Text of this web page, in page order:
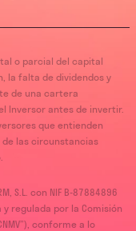
o parcial del capital
la falta de dividendos y
de una cartera
Inversor antes de invertir.
que entienden
las circunstancias
S.L. con NIF B-87884896
regulada por la Comisión
conforme a lo